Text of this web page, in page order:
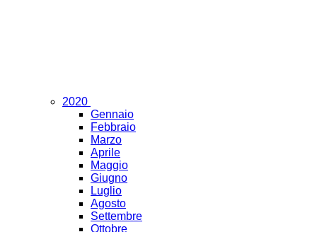
2020
Gennaio
Febbraio
Marzo
Aprile
Maggio
Giugno
Luglio
Agosto
Settembre
Ottobre